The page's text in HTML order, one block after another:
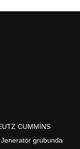
CUMMİNS
grubunda